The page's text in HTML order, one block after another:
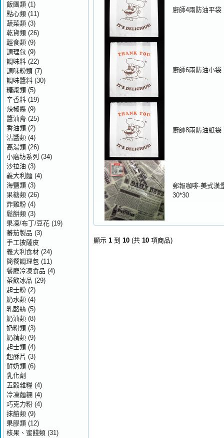
廚師4兩防油平袋
廚師6兩防油小袋
廚師8兩防油紙袋
郵報咖啡-美式漢
30*30
顯示 1 到 10 (共 10 項商品)
飯團類 (1)
點心類 (11)
蔬菜類 (3)
乾貨類 (26)
輕食類 (9)
調理包 (9)
調味料 (22)
調味粉類 (7)
調味醬料 (30)
糖漿類 (5)
辛香料 (19)
辣椒醬 (9)
醬油膏 (25)
香油類 (2)
沾醬類 (4)
高湯類 (26)
小磨坊系列 (34)
沙拉油 (3)
義大利麵 (4)
海鹽類 (3)
果糖類 (26)
炸雞粉 (4)
鬆餅類 (3)
果凍/布丁/豆花 (19)
蕃茄製品 (3)
手工披薩皮
義大利食材 (24)
簡餐調理包 (11)
餐廳冷凍食品 (4)
茶飲冰品 (29)
起士粉 (2)
奶水類 (4)
乳酪絲 (5)
奶油類 (8)
奶粉類 (3)
奶精類 (9)
起士類 (4)
起酥片 (3)
鮮奶類 (6)
乳化劑
五穀雜糧 (4)
冷凍麵糰 (4)
巧克力粉 (4)
抹餡類 (9)
果膠類 (12)
核果、蜜餞類 (31)